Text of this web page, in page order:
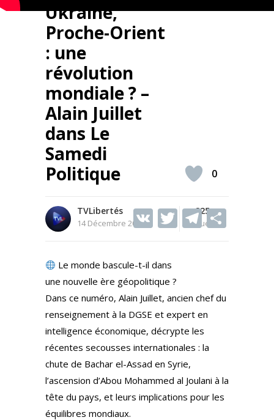
Ukraine,
Proche-Orient
: une
révolution
mondiale ? –
Alain Juillet
dans Le
Samedi
Politique
TVLibertés
14 Décembre 2024
225
Vues
V T T
a
m
0
Le monde bascule-t-il dans
une nouvelle ère géopolitique ?
Dans ce numéro, Alain Juillet, ancien chef du
renseignement à la DGSE et expert en
intelligence économique, décrypte les
récentes secousses internationales : la
chute de Bachar el-Assad en Syrie,
l’ascension d’Abou Mohammed al Joulani à la
tête du pays, et leurs implications pour les
équilibres mondiaux.